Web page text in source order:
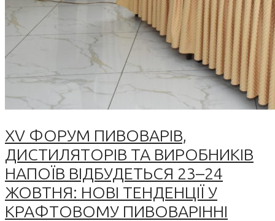
XV ФОРУМ ПИВОВАРІВ,
ДИСТИЛЯТОРІВ ТА ВИРОБНИКІВ
НАПОЇВ ВІДБУДЕТЬСЯ 23–24
ЖОВТНЯ: НОВІ ТЕНДЕНЦІЇ У
КРАФТОВОМУ ПИВОВАРІННІ